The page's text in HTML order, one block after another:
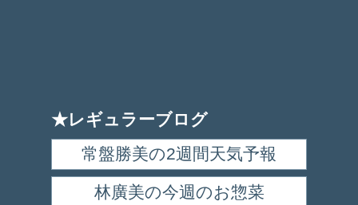
★レギュラーブログ
常盤勝美の2週間天気予報
林廣美の今週のお惣菜